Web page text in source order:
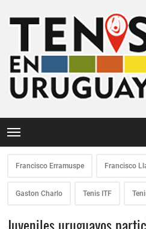
Francisco Erramuspe Francisco
Gaston Charlo Tenis ITF